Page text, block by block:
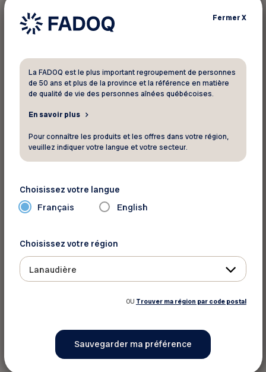
Fairmont Le Château Frontenac
1, rue des Carrières
Québec Québec G1R 4P5
Sans frais :1 800 441-1414
Site Web
Fairmont Le Château Montebello
Montebello Québec J0V 1L0
Téléphone :819 423-6341
Sans frais :1 800 441-1414
Fairmont Le Manoir Richelieu
181, rue Richelieu
FermerX
La FADOQ est le plus important regroupement de personnes
de 50 ans et plus de la province et la référence en matière
de qualité de vie des personnes aînées québécoises.
En savoir plus
Pour connaître les produits et les offres dans votre région,
veuillez indiquer votre langue et votre secteur.
Choisissez votre langue
Français English
Choisissez votre région
Lanaudière
OU Trouver ma région par code postal